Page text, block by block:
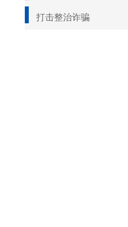
打击整治诈骗